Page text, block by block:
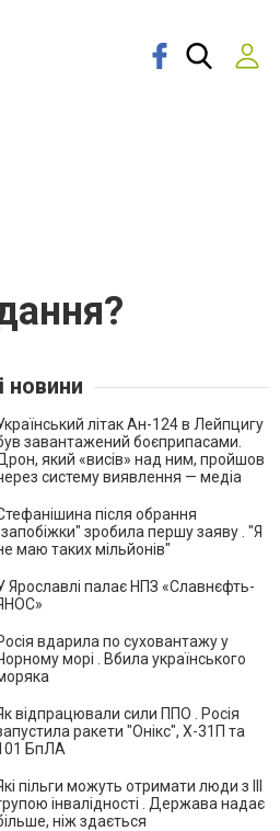
новини
літак Ан-124 в Лейпцигу
завантажений боєприпасами.
який «висів» над ним, пройшов
систему виявлення — медіа
після обрання
зробила першу заяву . "Я
маю таких мільйонів"
Ярославлі палає НПЗ «Славнєфть-
вдарила по суховантажу у
морі . Вбила українського
відпрацювали сили ППО . Росія
ракети "Онікс", Х-31П та
БпЛА
пільги можуть отримати люди з III
інвалідності . Держава надає
ніж здається